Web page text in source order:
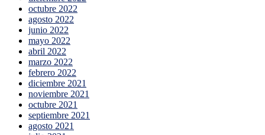
octubre 2022
agosto 2022
junio 2022
mayo 2022
abril 2022
marzo 2022
febrero 2022
diciembre 2021
noviembre 2021
octubre 2021
septiembre 2021
agosto 2021